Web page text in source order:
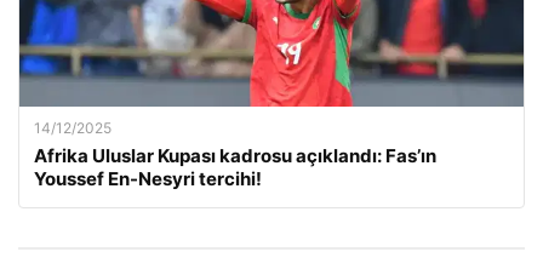
14/12/2025
Afrika Uluslar Kupası kadrosu açıklandı: Fas’ın
Youssef En-Nesyri tercihi!